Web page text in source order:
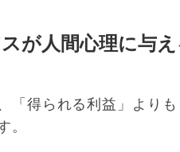
が人間心理に与
「得られる利益」より
。